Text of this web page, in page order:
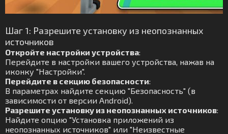
Шаг 1: Разрешите установку из неопознанных
источников
Откройте настройки устройства:
Перейдите в настройки вашего устройства, нажав на
иконку "Настройки".
Перейдите в секцию безопасности:
В параметрах найдите секцию "Безопасность" (в
зависимости от версии Android).
Разрешите установку из неопознанных источников:
Найдите опцию "Установка приложений из
неопознанных источников" или "Неизвестные